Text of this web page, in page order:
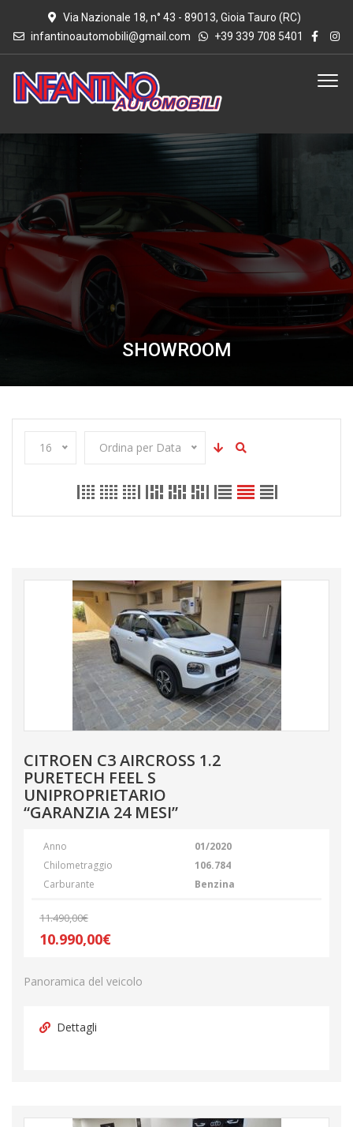
Via Nazionale 18, n° 43 - 89013, Gioia Tauro (RC)
infantinoautomobili@gmail.com
+39 339 708 5401
SHOWROOM
16 Ordina per Data
CITROEN C3 AIRCROSS 1.2
PURETECH FEEL S
UNIPROPRIETARIO
“GARANZIA 24 MESI”
Anno
01/2020
Chilometraggio
106.784
Carburante
Benzina
11.490,00€
10.990,00€
Panoramica del veicolo
Dettagli